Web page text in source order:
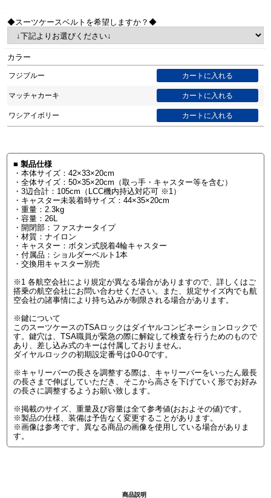
◆スーツケースベルトを希望しますか？◆
カラー
フジブルー
マッチャカーキ
ワシアイボリー
■ 製品仕様
・本体サイズ：42×33×20cm
・全体サイズ：50×35×20cm（取っ手・キャスター等を含む）
・3辺合計：105cm（LCC機内持込対応可 ※1）
・キャスター未装着時サイズ：44×35×20cm
・重量：2.3kg
・容量：26L
・開閉部：ファスナータイプ
・材質：ナイロン
・キャスター：ボタン式脱着4輪キャスター
・付属品：ショルダーベルト1本
・交換用キャスター別売
※1 各航空会社により規定が異なる場合がありますので、詳しくはご
搭乗の航空会社にお問い合わせください。また、規定サイズ内でも航
空会社の諸事情により持ち込みが制限される場合があります。
※鍵について
このスーツケースのTSAロックはダイヤルコンビネーションロックで
す。鍵穴は、TSA職員が緊急の際に解錠して検査を行うためのもので
あり、差し込み式のキーは付属しておりません。
ダイヤルロックの初期設定番号は0-0-0です。
※キャリーバーの長さを調整する際は、キャリーバーをいったん最長
の長さまで伸ばしていただき、そこから高さを下げていく形でお好み
の長さに調整するようお願い致します。
※掲載のサイズ、重量及び容量は全て参考値(おおよその値)です。
※製品の仕様、装備は予告なく変更することがあります。
※画像は参考です。異なる商品の画像を使用している場合がありま
す。
商品説明